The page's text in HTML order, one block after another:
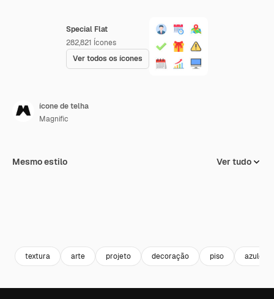
Special Flat
282,821 Ícones
Ver todos os ícones
ícone de telha
Magnific
Mesmo estilo Ver tudo
textura arte projeto decoração piso azulejo